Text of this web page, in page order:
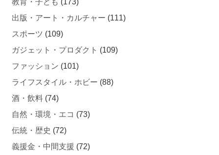
出版・アート・カルチャー
スポーツ (109)
ガジェット・プロダクト
ファッション (101)
ライフスタイル・ホビー
酒・飲料 (74)
自然・環境・エコ
伝統・歴史 (72)
義援金・中間支援
ソーシャルグッド (70)